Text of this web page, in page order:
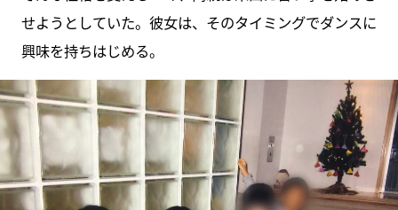
せようとしていた。彼女は、そのタイミングでダンスに
興味を持ちはじめる。